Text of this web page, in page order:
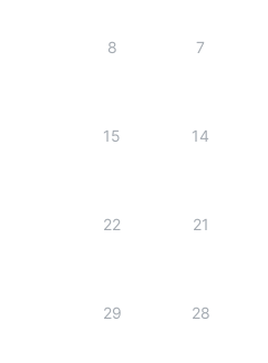
7
8
14
15
21
22
28
29